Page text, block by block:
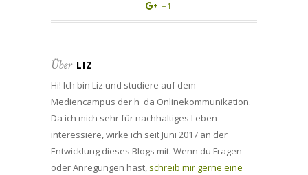
+1
Über LIZ
Hi! Ich bin Liz und studiere auf dem
Mediencampus der h_da Onlinekommunikation.
Da ich mich sehr für nachhaltiges Leben
interessiere, wirke ich seit Juni 2017 an der
Entwicklung dieses Blogs mit. Wenn du Fragen
oder Anregungen hast, schreib mir gerne eine